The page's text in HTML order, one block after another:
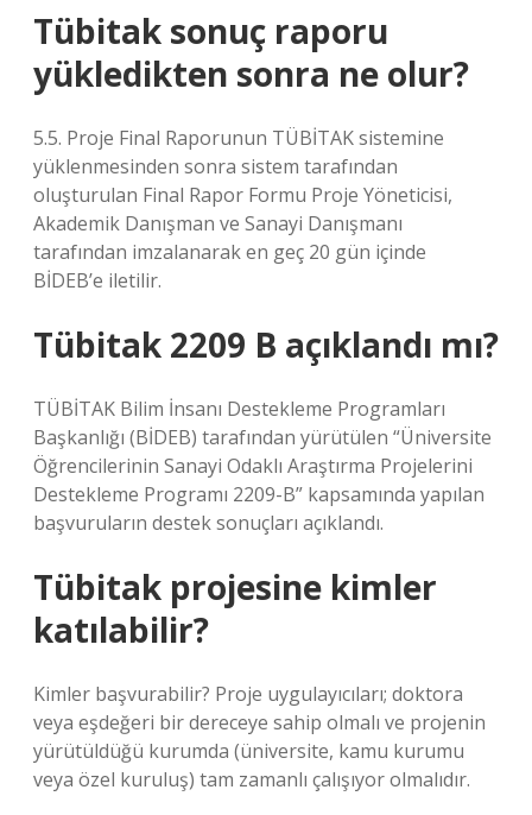
Tübitak sonuç raporu
yükledikten sonra ne olur?
5.5. Proje Final Raporunun TÜBİTAK sistemine
yüklenmesinden sonra sistem tarafından
oluşturulan Final Rapor Formu Proje Yöneticisi,
Akademik Danışman ve Sanayi Danışmanı
tarafından imzalanarak en geç 20 gün içinde
BİDEB’e iletilir.
Tübitak 2209 B açıklandı mı?
TÜBİTAK Bilim İnsanı Destekleme Programları
Başkanlığı (BİDEB) tarafından yürütülen “Üniversite
Öğrencilerinin Sanayi Odaklı Araştırma Projelerini
Destekleme Programı 2209-B” kapsamında yapılan
başvuruların destek sonuçları açıklandı.
Tübitak projesine kimler
katılabilir?
Kimler başvurabilir? Proje uygulayıcıları; doktora
veya eşdeğeri bir dereceye sahip olmalı ve projenin
yürütüldüğü kurumda (üniversite, kamu kurumu
veya özel kuruluş) tam zamanlı çalışıyor olmalıdır.